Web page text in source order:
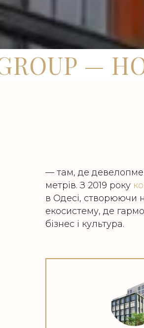
—
— там, де
метрів. З 2019 року
в Одесі, створюючи
екосистему, де
бізнес і культура.